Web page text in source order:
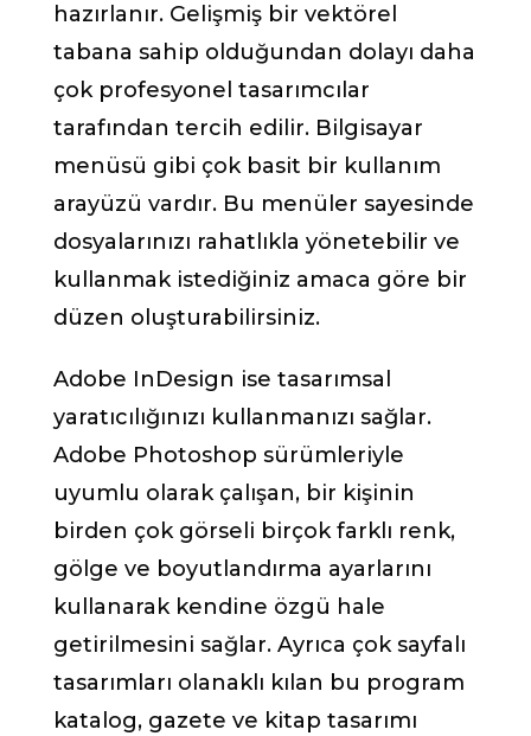
hazırlanır. Gelişmiş bir vektörel
tabana sahip olduğundan dolayı daha
çok profesyonel tasarımcılar
tarafından tercih edilir. Bilgisayar
menüsü gibi çok basit bir kullanım
arayüzü vardır. Bu menüler sayesinde
dosyalarınızı rahatlıkla yönetebilir ve
kullanmak istediğiniz amaca göre bir
düzen oluşturabilirsiniz.
Adobe InDesign ise tasarımsal
yaratıcılığınızı kullanmanızı sağlar.
Adobe Photoshop sürümleriyle
uyumlu olarak çalışan, bir kişinin
birden çok görseli birçok farklı renk,
gölge ve boyutlandırma ayarlarını
kullanarak kendine özgü hale
getirilmesini sağlar. Ayrıca çok sayfalı
tasarımları olanaklı kılan bu program
katalog, gazete ve kitap tasarımı